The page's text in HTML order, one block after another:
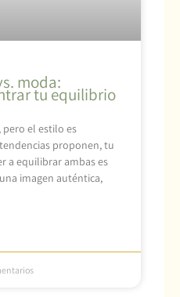
moda:
tu equilibrio
pero el estilo es
proponen, tu
a equilibrar ambas es
imagen auténtica,